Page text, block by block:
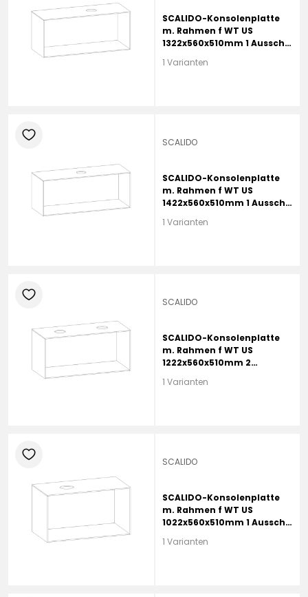
SCALIDO-Konsolenplatte
m. Rahmen f WT US
1322x560x510mm 1 Aussch
1 Varianten
heart
SCALIDO
SCALIDO-Konsolenplatte
m. Rahmen f WT US
1422x560x510mm 1 Aussch
1 Varianten
heart
SCALIDO
SCALIDO-Konsolenplatte
m. Rahmen f WT US
1222x560x510mm 2
1 Varianten
heart
SCALIDO
SCALIDO-Konsolenplatte
m. Rahmen f WT US
1022x560x510mm 1 Ausschn
1 Varianten